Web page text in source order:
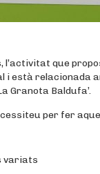
l’activitat que
està relacionada
Granota Baldufa’.
per fer
variats